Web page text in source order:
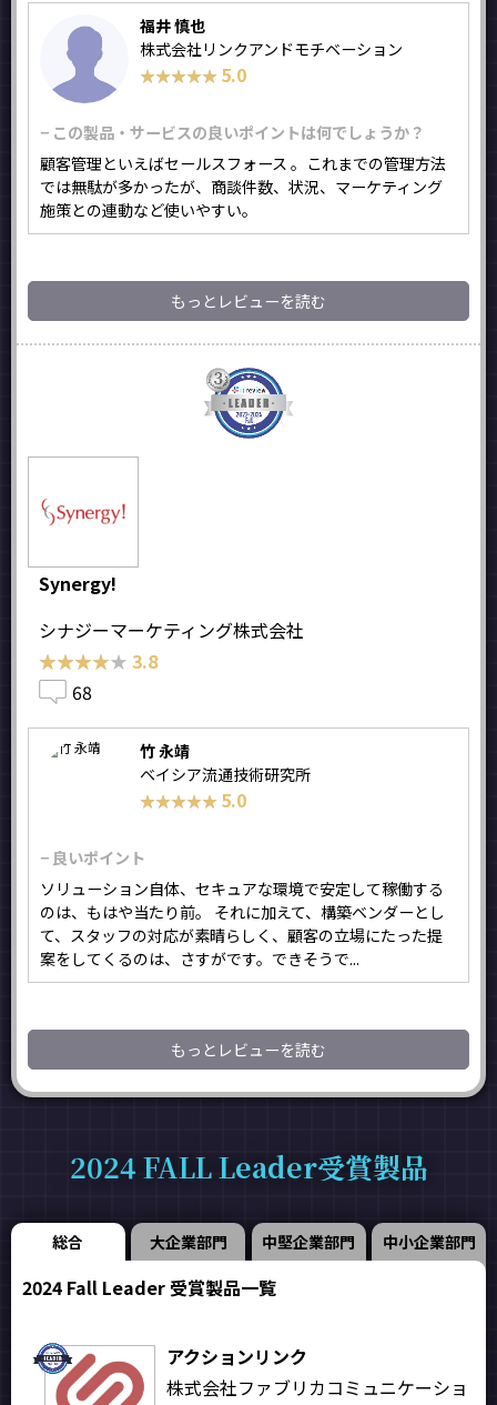
福井 慎也
株式会社リンクアンドモチベーション
★★★★★
★★★★★ 5.0
− この製品・サービスの良いポイントは何でしょうか？
顧客管理といえばセールスフォース 。これまでの管理方法
では無駄が多かったが、商談件数、状況、マーケティング
施策との連動など使いやすい。
もっとレビューを読む
Synergy!
シナジーマーケティング株式会社
★★★★★
★★★★★ 3.8
68
竹 永靖
ベイシア流通技術研究所
★★★★★
★★★★★ 5.0
− 良いポイント
ソリューション自体、セキュアな環境で安定して稼働する
のは、もはや当たり前。 それに加えて、構築ベンダーとし
て、スタッフの対応が素晴らしく、顧客の立場にたった提
案をしてくるのは、さすがです。できそうで...
もっとレビューを読む
2024 FALL Leader受賞製品
総合 大企業部門 中堅企業部門 中小企業部門
2024 Fall Leader 受賞製品一覧
アクションリンク
株式会社ファブリカコミュニケーショ